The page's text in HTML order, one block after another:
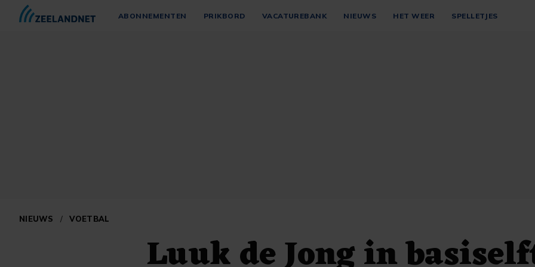
ABONNEMENTEN PRIKBORD VACATUREBANK NIEUWS HET WEER SPELLETJES
NIEUWS / VOETBAL